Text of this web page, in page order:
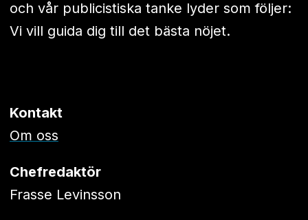
och vår publicistiska tanke lyder som följer:
Vi vill guida dig till det bästa nöjet.
Kontakt
Om oss
Chefredaktör
Frasse Levinsson